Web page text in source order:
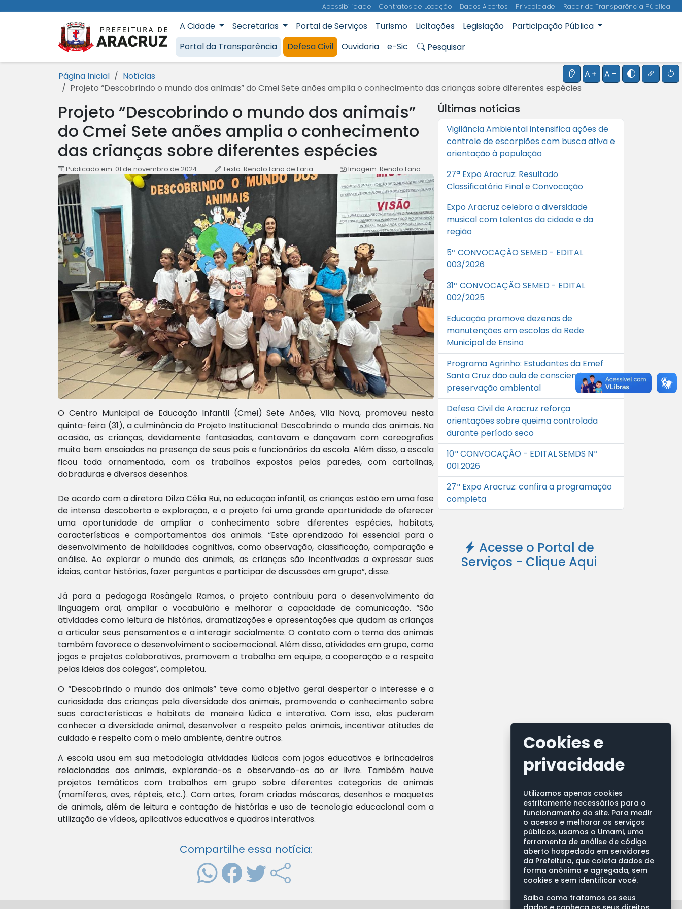
Acessibilidade Contratos de Locação Dados Abertos Privacidade Radar da Transparência Pública
Prefeitura Municipal de Aracruz
A Cidade Secretarias Portal de Serviços Turismo Licitações Legislação
Participação Pública
Portal da Transparência
Defesa Civil Ouvidoria e-Sic Pesquisar
Instruções do leitor de
A Aumentar o
A Diminuir o
Alternar
Página Inicial
Notícias
Projeto “Descobrindo o mundo dos animais” do Cmei Sete anões amplia o conhecimento das crianças sobre diferentes espécies
Projeto “Descobrindo o mundo dos animais”
do Cmei Sete anões amplia o conhecimento
das crianças sobre diferentes espécies
Publicado em: 01 de novembro de 2024 Texto: Renato Lana de Faria Imagem: Renato Lana
O Centro Municipal de Educação Infantil (Cmei) Sete Anões, Vila Nova, promoveu nesta
quinta-feira (31), a culminância do Projeto Institucional: Descobrindo o mundo dos animais. Na
ocasião, as crianças, devidamente fantasiadas, cantavam e dançavam com coreografias
muito bem ensaiadas na presença de seus pais e funcionários da escola. Além disso, a escola
ficou toda ornamentada, com os trabalhos expostos pelas paredes, com cartolinas,
dobraduras e diversos desenhos.
De acordo com a diretora Dilza Célia Rui, na educação infantil, as crianças estão em uma fase
de intensa descoberta e exploração, e o projeto foi uma grande oportunidade de oferecer
uma oportunidade de ampliar o conhecimento sobre diferentes espécies, habitats,
características e comportamentos dos animais. “Este aprendizado foi essencial para o
desenvolvimento de habilidades cognitivas, como observação, classificação, comparação e
análise. Ao explorar o mundo dos animais, as crianças são incentivadas a expressar suas
ideias, contar histórias, fazer perguntas e participar de discussões em grupo”, disse.
Já para a pedagoga Rosângela Ramos, o projeto contribuiu para o desenvolvimento da
linguagem oral, ampliar o vocabulário e melhorar a capacidade de comunicação. “São
atividades como leitura de histórias, dramatizações e apresentações que ajudam as crianças
a articular seus pensamentos e a interagir socialmente. O contato com o tema dos animais
também favorece o desenvolvimento socioemocional. Além disso, atividades em grupo, como
jogos e projetos colaborativos, promovem o trabalho em equipe, a cooperação e o respeito
pelas ideias dos colegas”, completou.
O “Descobrindo o mundo dos animais” teve como objetivo geral despertar o interesse e a
curiosidade das crianças pela diversidade dos animais, promovendo o conhecimento sobre
suas características e habitats de maneira lúdica e interativa. Com isso, elas puderam
conhecer a diversidade animal, desenvolver o respeito pelos animais, incentivar atitudes de
cuidado e respeito com o meio ambiente, dentre outros.
A escola usou em sua metodologia atividades lúdicas com jogos educativos e brincadeiras
relacionadas aos animais, explorando-os e observando-os ao ar livre. Também houve
projetos temáticos com trabalhos em grupo sobre diferentes categorias de animais
(mamíferos, aves, répteis, etc.). Com artes, foram criadas máscaras, desenhos e maquetes
de animais, além de leitura e contação de histórias e uso de tecnologia educacional com a
utilização de vídeos, aplicativos educativos e quadros interativos.
Compartilhe essa notícia:
Últimas notícias
Vigilância Ambiental intensifica ações de
controle de escorpiões com busca ativa e
orientação à população
27ª Expo Aracruz: Resultado
Classificatório Final e Convocação
Expo Aracruz celebra a diversidade
musical com talentos da cidade e da
região
5ª CONVOCAÇÃO SEMED - EDITAL
003/2026
31ª CONVOCAÇÃO SEMED - EDITAL
002/2025
Educação promove dezenas de
manutenções em escolas da Rede
Municipal de Ensino
Programa Agrinho: Estudantes da Emef
Santa Cruz dão aula de conscientização e
preservação ambiental
Defesa Civil de Aracruz reforça
orientações sobre queima controlada
durante período seco
10ª CONVOCAÇÃO - EDITAL SEMDS Nº
001.2026
27ª Expo Aracruz: confira a programação
completa
Acesse o Portal de
Serviços - Clique Aqui
Cookies e
privacidade
Utilizamos apenas cookies
estritamente necessários para o
funcionamento do site. Para medir
o acesso e melhorar os serviços
públicos, usamos o Umami, uma
ferramenta de análise de código
aberto hospedada em servidores
da Prefeitura, que coleta dados de
forma anônima e agregada, sem
cookies e sem identificar você.
Saiba como tratamos os seus